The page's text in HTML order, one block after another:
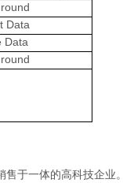
Data
Data
售于一体的高科技企